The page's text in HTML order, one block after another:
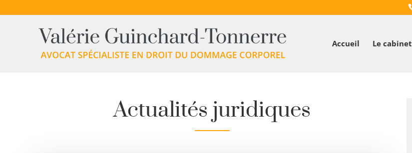
Accueil Le cabinet
Actualités juridiques